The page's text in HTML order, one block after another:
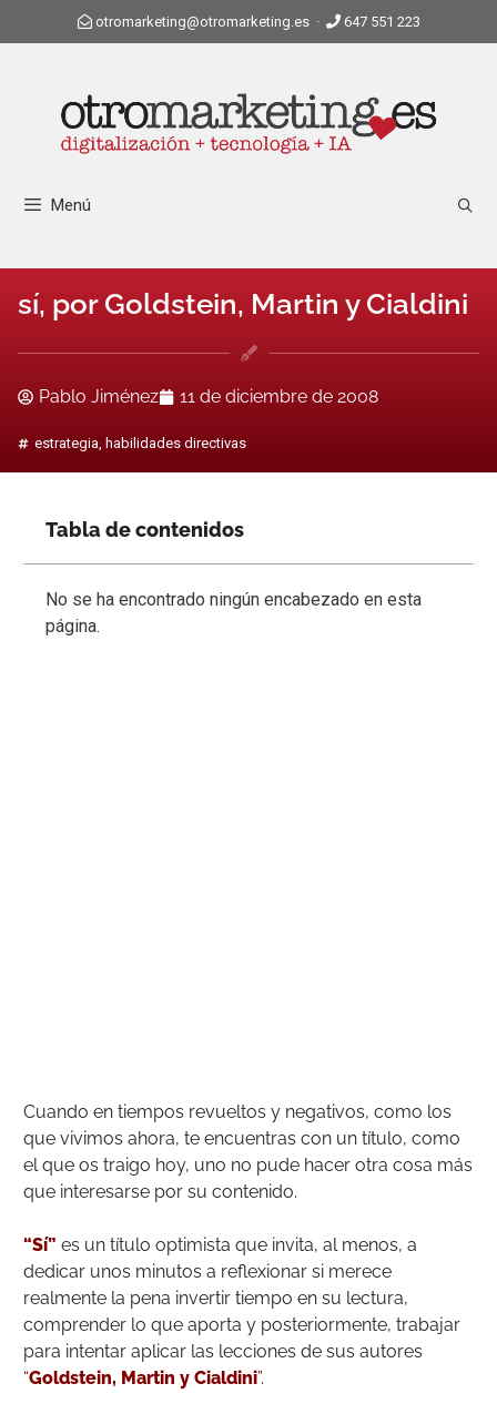
otromarketing@otromarketing.es· 647 551 223
Menú
sí, por Goldstein, Martin y Cialdini
Pablo Jiménez 11 de diciembre de 2008
estrategia, habilidades directivas
Cuando en tiempos revueltos y negativos, como los
que vivimos ahora, te encuentras con un título, como
el que os traigo hoy, uno no pude hacer otra cosa más
que interesarse por su contenido.
“Sí” es un título optimista que invita, al menos, a
dedicar unos minutos a reflexionar si merece
realmente la pena invertir tiempo en su lectura,
comprender lo que aporta y posteriormente, trabajar
para intentar aplicar las lecciones de sus autores
“Goldstein, Martin y Cialdini”.
Tabla de contenidos
No se ha encontrado ningún encabezado en esta
página.